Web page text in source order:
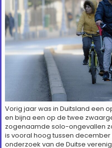
Vorig jaar was in Duitsland een
en bijna een op de twee
zogenaamde solo-ongevallen
is vooral hoog tussen december
onderzoek van de Duitse